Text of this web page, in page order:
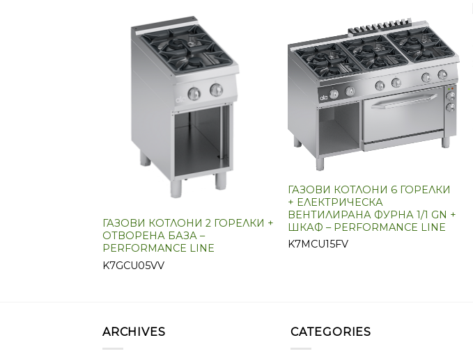
ГАЗОВИ КОТЛОНИ 2 ГОРЕЛКИ +
ОТВОРЕНА БАЗА –
PERFORMANCE LINE
K7GCU05VV
ГАЗОВИ КОТЛОНИ 6 ГОРЕЛКИ
+ ЕЛЕКТРИЧЕСКА
ВЕНТИЛИРАНА ФУРНА 1/1 GN +
ШКАФ – PERFORMANCE LINE
K7MCU15FV
ARCHIVES CATEGORIES